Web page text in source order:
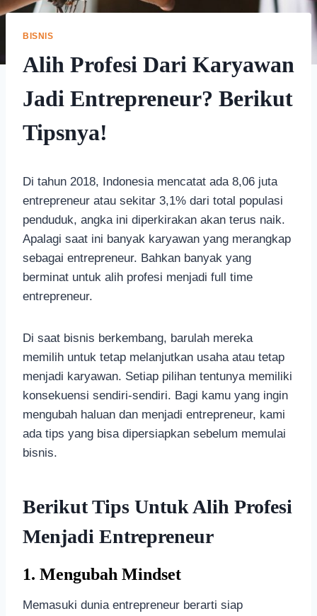
BISNIS
Alih Profesi Dari Karyawan
Jadi Entrepreneur? Berikut
Tipsnya!
Di tahun 2018, Indonesia mencatat ada 8,06 juta
entrepreneur atau sekitar 3,1% dari total populasi
penduduk, angka ini diperkirakan akan terus naik.
Apalagi saat ini banyak karyawan yang merangkap
sebagai entrepreneur. Bahkan banyak yang
berminat untuk alih profesi menjadi full time
entrepreneur.
Di saat bisnis berkembang, barulah mereka
memilih untuk tetap melanjutkan usaha atau tetap
menjadi karyawan. Setiap pilihan tentunya memiliki
konsekuensi sendiri-sendiri. Bagi kamu yang ingin
mengubah haluan dan menjadi entrepreneur, kami
ada tips yang bisa dipersiapkan sebelum memulai
bisnis.
Berikut Tips Untuk Alih Profesi
Menjadi Entrepreneur
1. Mengubah Mindset
Memasuki dunia entrepreneur berarti siap